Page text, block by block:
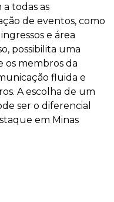
todas as
de eventos, como
e área
possibilita uma
os membros da
fluida e
A escolha de um
ser o diferencial
em Minas